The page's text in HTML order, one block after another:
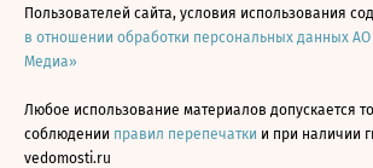
Пользователей сайта, условия использования
в отношении обработки персональных данных
Медиа»
Любое использование материалов допускается
соблюдении правил перепечатки и при наличии
vedomosti.ru